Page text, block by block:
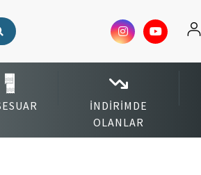
İNDIRIMDE
OLANLAR